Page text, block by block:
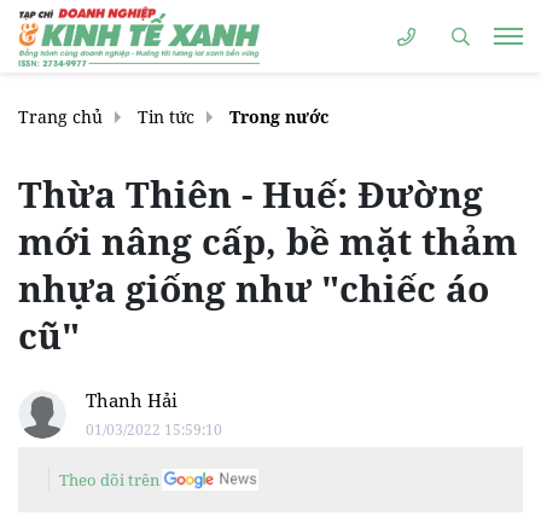
Trang chủ Tin tức Trong nước
Thừa Thiên - Huế: Đường
mới nâng cấp, bề mặt thảm
nhựa giống như "chiếc áo
cũ"
Thanh Hải
01/03/2022 15:59:10
Theo dõi trên